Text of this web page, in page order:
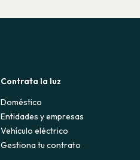
Contrata la luz
Doméstico
Entidades y empresas
Vehículo eléctrico
Gestiona tu contrato